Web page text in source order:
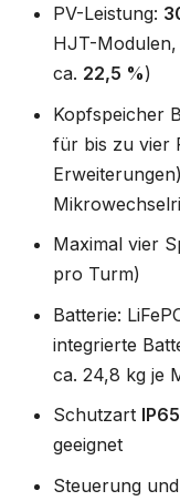
PV-Leistung:
HJT-
ca. 22,5 %)
Kopfspeicher
für bis zu vier
Maximal vier
pro Turm)
Batterie:
integrierte
ca. 24,8 kg je
Schutzart IP65
geeignet
Steuerung